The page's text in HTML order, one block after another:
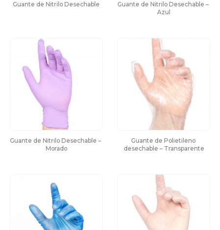
Guante de Nitrilo Desechable
Guante de Nitrilo Desechable –
Azul
Guante de Nitrilo Desechable –
Morado
Guante de Polietileno
desechable – Transparente